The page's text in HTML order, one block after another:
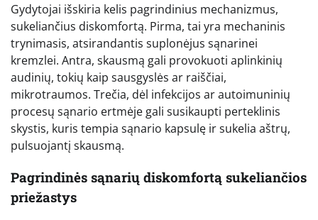
Gydytojai išskiria kelis pagrindinius mechanizmus,
sukeliančius diskomfortą. Pirma, tai yra mechaninis
trynimasis, atsirandantis suplonėjus sąnarinei
kremzlei. Antra, skausmą gali provokuoti aplinkinių
audinių, tokių kaip sausgyslės ar raiščiai,
mikrotraumos. Trečia, dėl infekcijos ar autoimuninių
procesų sąnario ertmėje gali susikaupti perteklinis
skystis, kuris tempia sąnario kapsulę ir sukelia aštrų,
pulsuojantį skausmą.
Pagrindinės sąnarių diskomfortą sukeliančios
priežastys